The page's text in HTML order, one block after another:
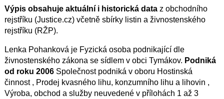
Výpis obsahuje aktuální i historická dataz obchodního
rejstříku (Justice.cz) včetně sbírky listin a živnostenského
rejstříku (RŽP).
Lenka Pohanková je Fyzická osoba podnikající dle
živnostenského zákona se sídlem v obci Tymákov. Podniká
od roku 2006 Společnost podniká v oboru Hostinská
činnost , Prodej kvasného lihu, konzumního lihu a lihovin ,
Výroba, obchod a služby neuvedené v přílohách 1 až 3